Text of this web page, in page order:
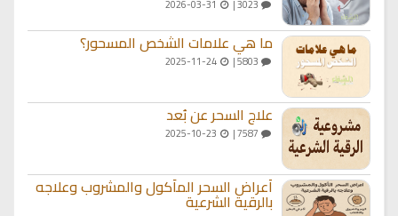
ما هي علامات الشخص المسحور؟
2025-11-24
علاج السحر عن بُعد
أعراض السحر المأكول والمشروب وعلاجه
بالرقية الشرعية